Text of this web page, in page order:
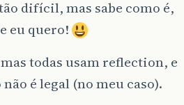
difícil, mas sabe como é,
eu quero!
todas usam reflection, e
é legal (no meu caso).